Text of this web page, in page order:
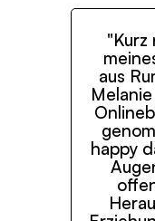
"Kurz
aus
happy